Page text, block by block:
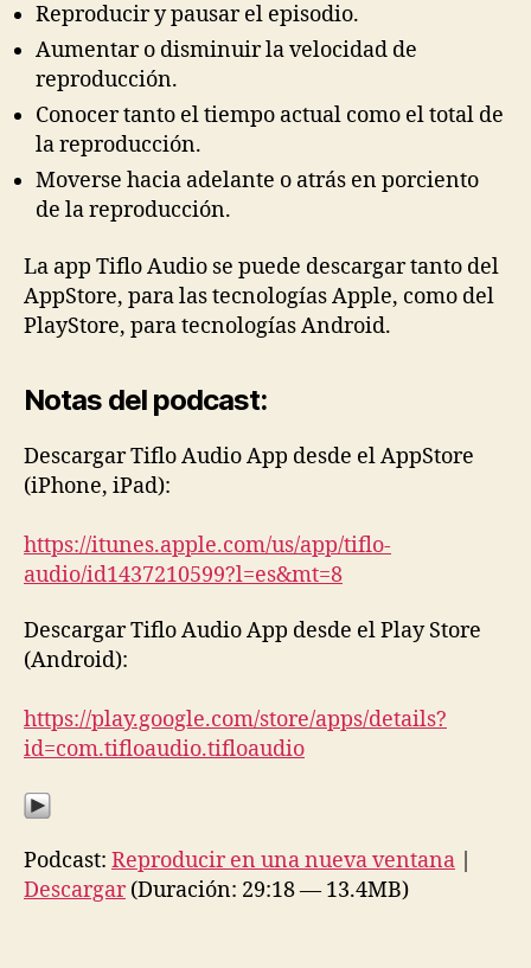
Reproducir y pausar el episodio.
Aumentar o disminuir la velocidad de
reproducción.
Conocer tanto el tiempo actual como el total de
la reproducción.
Moverse hacia adelante o atrás en porciento
de la reproducción.
La app Tiflo Audio se puede descargar tanto del
AppStore, para las tecnologías Apple, como del
PlayStore, para tecnologías Android.
Notas del podcast:
Descargar Tiflo Audio App desde el AppStore
(iPhone, iPad):
https://itunes.apple.com/us/app/tiflo-
audio/id1437210599?l=es&mt=8
Descargar Tiflo Audio App desde el Play Store
(Android):
https://play.google.com/store/apps/details?
id=com.tifloaudio.tifloaudio
Podcast: Reproducir en una nueva ventana
Descargar(Duración: 29:18 — 13.4MB)